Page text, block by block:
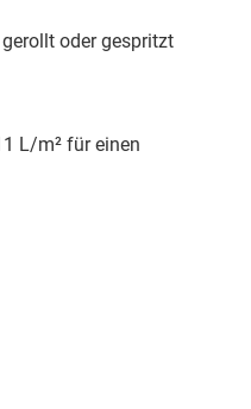
oder gespritzt
L/m² für einen